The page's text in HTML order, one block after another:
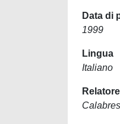
Data di
1999
Lingua
Italiano